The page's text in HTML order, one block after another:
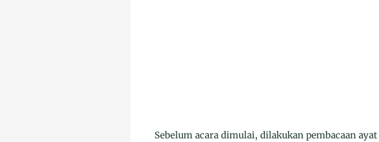
Sebelum acara dimulai, dilakukan pembacaan